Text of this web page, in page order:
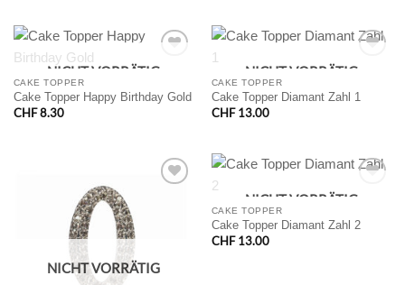
NICHT VORRÄTIG
CAKE TOPPER
Cake Topper Happy Birthday Gold
CHF8.30
NICHT VORRÄTIG
CAKE TOPPER
Cake Topper Diamant Zahl 1
CHF13.00
NICHT VORRÄTIG
NICHT VORRÄTIG
CAKE TOPPER
Cake Topper Diamant Zahl 2
CHF13.00